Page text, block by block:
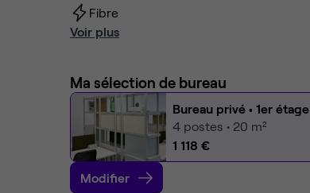
Fibre
Voir plus
Ma sélection de bureau
Bureau privé • 1er étage
4 postes • 20 m²
1 118 €
Modifier